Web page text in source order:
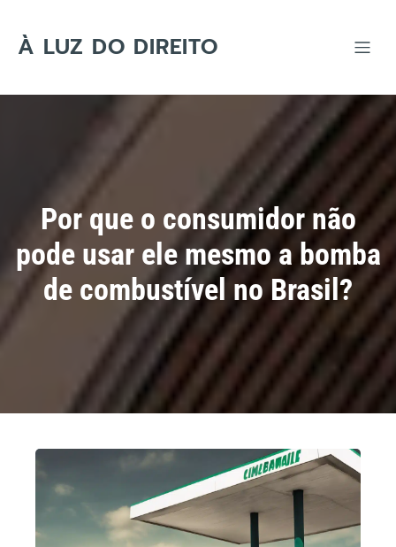
content
À LUZ DO DIREITO
Por que o consumidor não
pode usar ele mesmo a bomba
de combustível no Brasil?